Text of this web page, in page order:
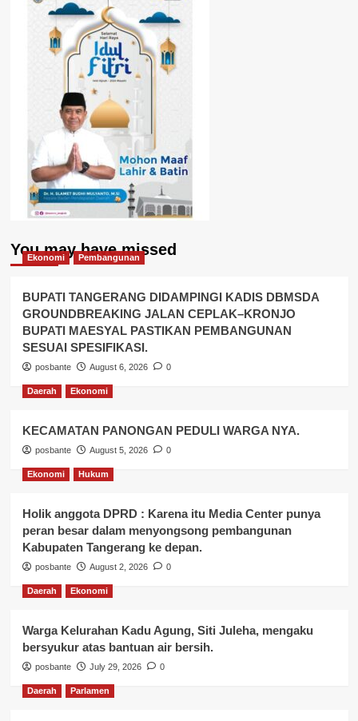
You may have missed
Ekonomi Pembangunan
BUPATI TANGERANG DIDAMPINGI KADIS DBMSDA
GROUNDBREAKING JALAN CEPLAK–KRONJO
BUPATI MAESYAL PASTIKAN PEMBANGUNAN
SESUAI SPESIFIKASI.
posbante August 6, 2026 0
Daerah Ekonomi
KECAMATAN PANONGAN PEDULI WARGA NYA.
posbante August 5, 2026 0
Ekonomi Hukum
Holik anggota DPRD : Karena itu Media Center punya
peran besar dalam menyongsong pembangunan
Kabupaten Tangerang ke depan.
posbante August 2, 2026 0
Daerah Ekonomi
Warga Kelurahan Kadu Agung, Siti Juleha, mengaku
bersyukur atas bantuan air bersih.
posbante July 29, 2026 0
Daerah Parlamen